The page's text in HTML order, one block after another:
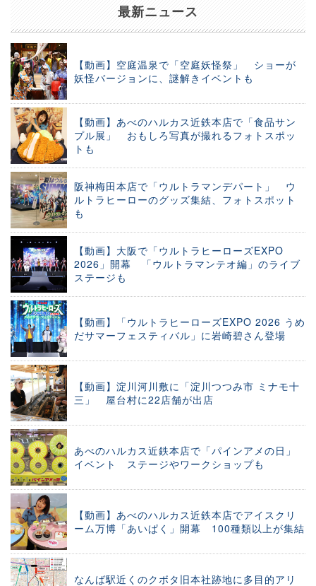
最新ニュース
【動画】空庭温泉で「空庭妖怪祭」 ショーが
妖怪バージョンに、謎解きイベントも
【動画】あべのハルカス近鉄本店で「食品サン
プル展」 おもしろ写真が撮れるフォトスポッ
トも
阪神梅田本店で「ウルトラマンデパート」 ウ
ルトラヒーローのグッズ集結、フォトスポット
も
【動画】大阪で「ウルトラヒーローズEXPO
2026」開幕 「ウルトラマンテオ編」のライブ
ステージも
【動画】「ウルトラヒーローズEXPO 2026 うめ
だサマーフェスティバル」に岩崎碧さん登場
【動画】淀川河川敷に「淀川つつみ市 ミナモ十
三」 屋台村に22店舗が出店
あべのハルカス近鉄本店で「パインアメの日」
イベント ステージやワークショップも
【動画】あべのハルカス近鉄本店でアイスクリ
ーム万博「あいぱく」開幕 100種類以上が集結
なんば駅近くのクボタ旧本社跡地に多目的アリ